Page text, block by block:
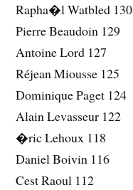
Rapha�l Watbled 130
Pierre Beaudoin 129
Antoine Lord 127
Réjean Miousse 125
Dominique Paget 124
Alain Levasseur 122
�ric Lehoux 118
Daniel Boivin 116
Cest Raoul 112